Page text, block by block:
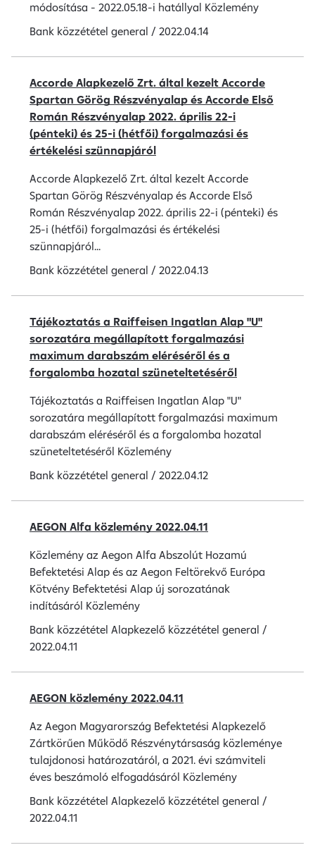
módosítása - 2022.05.18-i hatállyal Közlemény
Bank közzététel general / 2022.04.14
Accorde Alapkezelő Zrt. által kezelt Accorde
Spartan Görög Részvényalap és Accorde Első
Román Részvényalap 2022. április 22-i
(pénteki) és 25-i (hétfői) forgalmazási és
értékelési szünnapjáról
Accorde Alapkezelő Zrt. által kezelt Accorde
Spartan Görög Részvényalap és Accorde Első
Román Részvényalap 2022. április 22-i (pénteki) és
25-i (hétfői) forgalmazási és értékelési
szünnapjáról...
Bank közzététel general / 2022.04.13
Tájékoztatás a Raiffeisen Ingatlan Alap "U"
sorozatára megállapított forgalmazási
maximum darabszám eléréséről és a
forgalomba hozatal szüneteltetéséről
Tájékoztatás a Raiffeisen Ingatlan Alap "U"
sorozatára megállapított forgalmazási maximum
darabszám eléréséről és a forgalomba hozatal
szüneteltetéséről Közlemény
Bank közzététel general / 2022.04.12
AEGON Alfa közlemény 2022.04.11
Közlemény az Aegon Alfa Abszolút Hozamú
Befektetési Alap és az Aegon Feltörekvő Európa
Kötvény Befektetési Alap új sorozatának
indításáról Közlemény
Bank közzététel Alapkezelő közzététel general /
2022.04.11
AEGON közlemény 2022.04.11
Az Aegon Magyarország Befektetési Alapkezelő
Zártkörűen Működő Részvénytársaság közleménye
tulajdonosi határozatáról, a 2021. évi számviteli
éves beszámoló elfogadásáról Közlemény
Bank közzététel Alapkezelő közzététel general /
2022.04.11